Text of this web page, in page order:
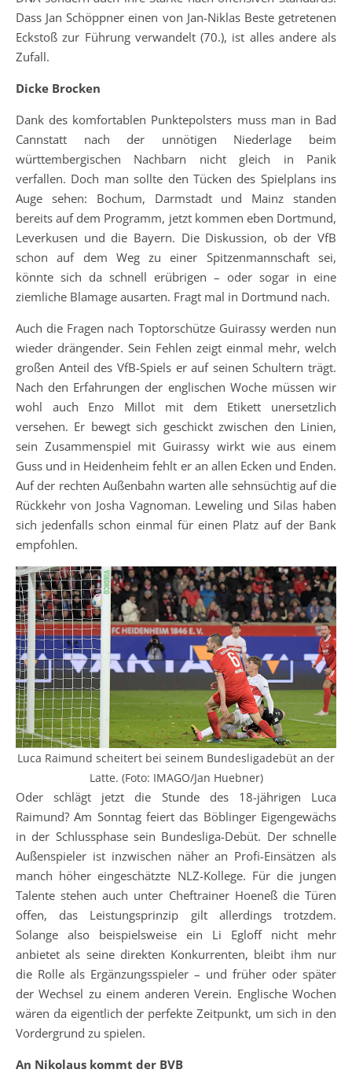
Dass Jan Schöppner einen von Jan-Niklas Beste getretenen
Eckstoß zur Führung verwandelt (70.), ist alles andere als
Zufall.
Dicke Brocken
Dank des komfortablen Punktepolsters muss man in Bad
Cannstatt nach der unnötigen Niederlage beim
württembergischen Nachbarn nicht gleich in Panik
verfallen. Doch man sollte den Tücken des Spielplans ins
Auge sehen: Bochum, Darmstadt und Mainz standen
bereits auf dem Programm, jetzt kommen eben Dortmund,
Leverkusen und die Bayern. Die Diskussion, ob der VfB
schon auf dem Weg zu einer Spitzenmannschaft sei,
könnte sich da schnell erübrigen – oder sogar in eine
ziemliche Blamage ausarten. Fragt mal in Dortmund nach.
Auch die Fragen nach Toptorschütze Guirassy werden nun
wieder drängender. Sein Fehlen zeigt einmal mehr, welch
großen Anteil des VfB-Spiels er auf seinen Schultern trägt.
Nach den Erfahrungen der englischen Woche müssen wir
wohl auch Enzo Millot mit dem Etikett unersetzlich
versehen. Er bewegt sich geschickt zwischen den Linien,
sein Zusammenspiel mit Guirassy wirkt wie aus einem
Guss und in Heidenheim fehlt er an allen Ecken und Enden.
Auf der rechten Außenbahn warten alle sehnsüchtig auf die
Rückkehr von Josha Vagnoman. Leweling und Silas haben
sich jedenfalls schon einmal für einen Platz auf der Bank
empfohlen.
Luca Raimund scheitert bei seinem Bundesligadebüt an der
Latte. (Foto: IMAGO/Jan Huebner)
Oder schlägt jetzt die Stunde des 18-jährigen Luca
Raimund? Am Sonntag feiert das Böblinger Eigengewächs
in der Schlussphase sein Bundesliga-Debüt. Der schnelle
Außenspieler ist inzwischen näher an Profi-Einsätzen als
manch höher eingeschätzte NLZ-Kollege. Für die jungen
Talente stehen auch unter Cheftrainer Hoeneß die Türen
offen, das Leistungsprinzip gilt allerdings trotzdem.
Solange also beispielsweise ein Li Egloff nicht mehr
anbietet als seine direkten Konkurrenten, bleibt ihm nur
die Rolle als Ergänzungsspieler – und früher oder später
der Wechsel zu einem anderen Verein. Englische Wochen
wären da eigentlich der perfekte Zeitpunkt, um sich in den
Vordergrund zu spielen.
An Nikolaus kommt der BVB